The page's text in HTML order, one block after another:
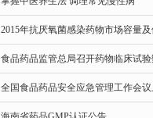
2015年抗厌氧菌感染药物市场容量
食品药品监管总局召开药物临床试
全国食品药品安全应急管理工作会